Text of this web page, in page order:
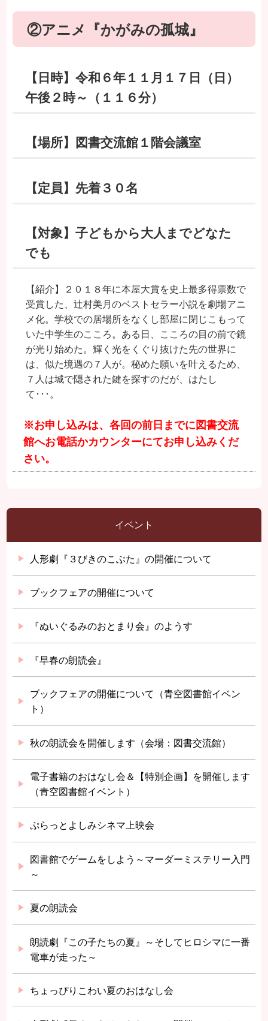
②アニメ『かがみの孤城』
【日時】令和６年１１月１７日（日）
午後２時～（１１６分）
【場所】図書交流館１階会議室
【定員】先着３０名
【対象】子どもから大人までどなた
でも
【紹介】２０１８年に本屋大賞を史上最多得票数で
受賞した、辻村美月のベストセラー小説を劇場アニ
メ化。学校での居場所をなくし部屋に閉じこもって
いた中学生のこころ。ある日、こころの目の前で鏡
が光り始めた。輝く光をくぐり抜けた先の世界に
は、似た境遇の７人が。秘めた願いを叶えるため、
７人は城で隠された鍵を探すのだが、はたし
て･･･。
※お申し込みは、各回の前日までに図書交流
館へお電話かカウンターにてお申し込みくだ
さい。
イベント
人形劇『３びきのこぶた』の開催について
ブックフェアの開催について
『ぬいぐるみのおとまり会』のようす
『早春の朗読会』
ブックフェアの開催について（青空図書館イベン
ト）
秋の朗読会を開催します（会場：図書交流館）
電子書籍のおはなし会＆【特別企画】を開催します
（青空図書館イベント）
ぷらっとよしみシネマ上映会
図書館でゲームをしよう～マーダーミステリー入門
～
夏の朗読会
朗読劇『この子たちの夏』～そしてヒロシマに一番
電車が走った～
ちょっぴりこわい夏のおはなし会